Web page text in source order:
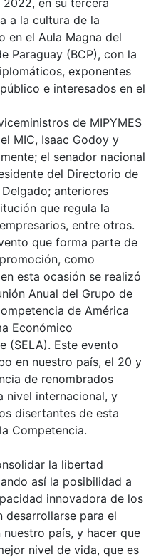
en su tercera
a la cultura de la
en el Aula Magna del
Paraguay (BCP), con la
exponentes
e interesados en el
de MIPYMES
MIC, Isaac Godoy y
el senador nacional
del Directorio de
anteriores
que regula la
entre otros.
que forma parte de
como
esta ocasión se realizó
Anual del Grupo de
de América
Económico
(SELA). Este evento
en nuestro país, el 20 y
de renombrados
nivel internacional, y
disertantes de esta
Competencia.
la libertad
así la posibilidad a
innovadora de los
desarrollarse para el
país, y hacer que
nivel de vida, que es